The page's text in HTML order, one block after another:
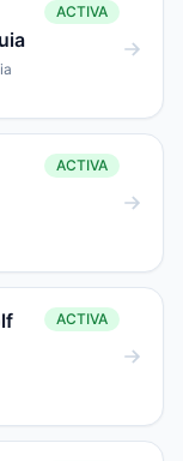
ACTIVA
ACTIVA
ACTIVA